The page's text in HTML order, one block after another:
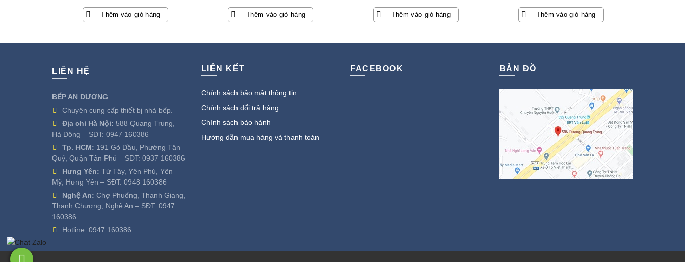
gốc
là:
18.500.000 ₫.
hiện
tại
là:
Thêm vào giỏ hàng
gốc
là:
25.500.000 ₫.
hiện
tại
là:
Thêm vào giỏ hàng Thêm vào giỏ hàng Thêm vào giỏ hàng
LIÊN HỆ
BẾP AN DƯƠNG
Chuyên cung cấp thiết bị nhà bếp.
Địa chỉ Hà Nội: 588 Quang Trung,
Hà Đông – SĐT: 0947 160386
Tp. HCM: 191 Gò Dầu, Phường Tân
Quý, Quận Tân Phú – SĐT: 0937 160386
Hưng Yên: Từ Tây, Yên Phú, Yên
Mỹ, Hưng Yên – SĐT: 0948 160386
Nghệ An: Chợ Phuống, Thanh Giang,
Thanh Chương, Nghệ An – SĐT: 0947
160386
Hotline: 0947 160386
LIÊN KẾT
Chính sách bảo mật thông tin
Chính sách đổi trả hàng
Chính sách bảo hành
Hướng dẫn mua hàng và thanh toán
FACEBOOK BẢN ĐỒ